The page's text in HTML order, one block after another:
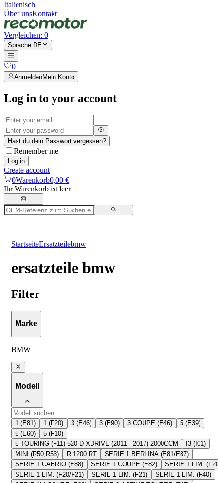
Italienisch
Über unsKontakt
Vergleichen: 0
Sprache: DE
0
AnmeldenMein Konto
Log in to your account
Hast du dein Passwort vergessen?
Remember me
Log in
Create account
0Warenkorb0,00 €
Ihr Warenkorb ist leer
StartseiteErsatzteilebmw
ersatzteile bmw
Filter
Marke
BMW
Modell
1 (E81) 1 (F20) 3 (E46) 3 (E90) 3 COUPE (E46)
5 (E39)
5 (E60)
5 (F10)
5 TOURING (F11) 520 D XDRIVE (2011 - 2017) 2000CCM
I3 (I01)
MINI (R50,R53)
R 1200 RT
SERIE 1 BERLINA (E81/E87)
SERIE 1 CABRIO (E88)
SERIE 1 COUPE (E82)
SERIE 1 LIM.
SERIE 1 LIM. (F20/F21)
SERIE 1 LIM. (F21)
SERIE 1 LIM. (F40)